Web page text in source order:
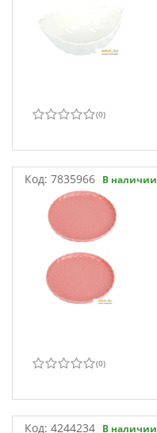
(0)
Код: 7835966 В наличии
(0)
Код: 4244234 В наличии